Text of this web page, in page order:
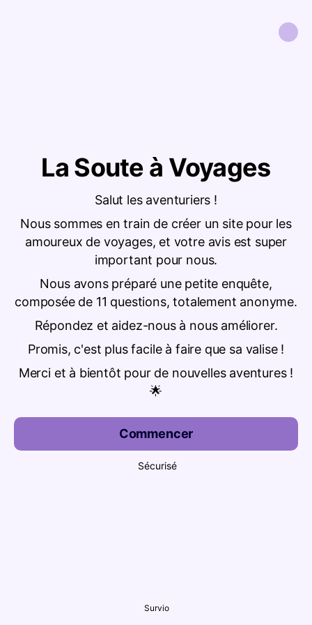
La Soute à Voyages
Salut les aventuriers !
Nous sommes en train de créer un site pour les
amoureux de voyages, et votre avis est super
important pour nous.
Nous avons préparé une petite enquête,
composée de 11 questions, totalement anonyme.
Répondez et aidez-nous à nous améliorer.
Promis, c'est plus facile à faire que sa valise !
Merci et à bientôt pour de nouvelles aventures !
🌟
Commencer
Sécurisé
Survio